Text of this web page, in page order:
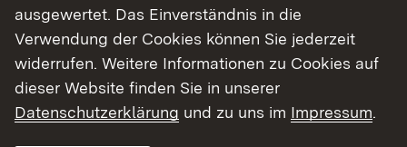
ausgewertet. Das Einverständnis in die
Verwendung der Cookies können Sie jederzeit
widerrufen. Weitere Informationen zu Cookies auf
dieser Website finden Sie in unserer
Datenschutzerklärung und zu uns im Impressum.